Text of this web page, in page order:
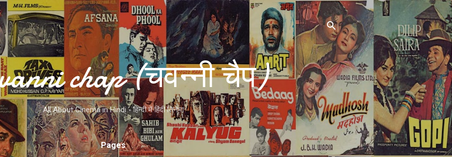
Skip to main content
chap (चवन्नी चैप)
All About Cinema in Hindi - हिन्दी में हिंदी सिनेमा
Pages